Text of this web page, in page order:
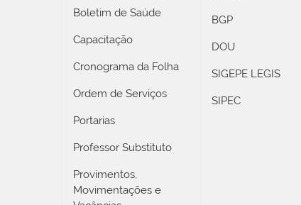
Boletim de Saúde
Capacitação
Cronograma da Folha
Ordem de Serviços
Portarias
Professor Substituto
Provimentos,
Movimentações e
BGP
DOU
SIGEPE LEGIS
SIPEC